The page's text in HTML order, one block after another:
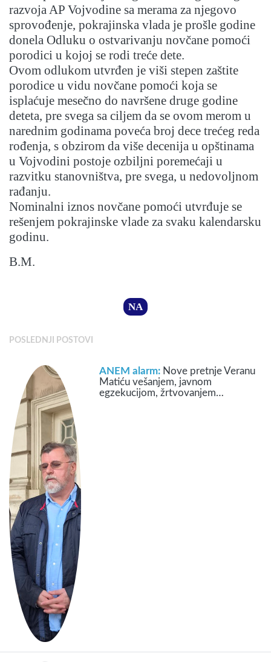
razvoja AP Vojvodine sa merama za njegovo
sprovođenje, pokrajinska vlada je prošle godine
donela Odluku o ostvarivanju novčane pomoći
porodici u kojoj se rodi treće dete.
Ovom odlukom utvrđen je viši stepen zaštite
porodice u vidu novčane pomoći koja se
isplaćuje mesečno do navršene druge godine
deteta, pre svega sa ciljem da se ovom merom u
narednim godinama poveća broj dece trećeg reda
rođenja, s obzirom da više decenija u opštinama
u Vojvodini postoje ozbiljni poremećaji u
razvitku stanovništva, pre svega, u nedovoljnom
rađanju.
Nominalni iznos novčane pomoći utvrđuje se
rešenjem pokrajinske vlade za svaku kalendarsku
godinu.
B.M.
NA
POSLEDNJI POSTOVI
ANEM alarm: Nove pretnje Veranu
Matiću vešanjem, javnom
egzekucijom, žrtvovanjem…